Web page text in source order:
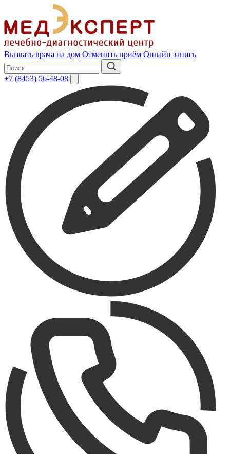
Вызвать врача на дом Отменить приём Онлайн запись
+7 (8453) 56-48-08